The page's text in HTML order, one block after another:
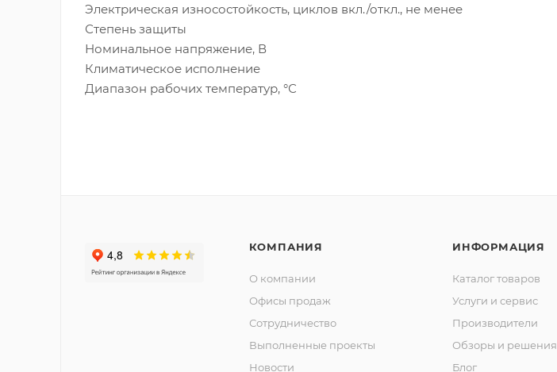
Электрическая износостойкость, циклов вкл./откл., не менее
Степень защиты
Номинальное напряжение, В
Климатическое исполнение
Диапазон рабочих температур, °С
КОМПАНИЯ
О компании
Офисы продаж
Сотрудничество
Выполненные проекты
Новости
ИНФОРМАЦИЯ
Каталог товаров
Услуги и сервис
Производители
Обзоры и решения
Блог